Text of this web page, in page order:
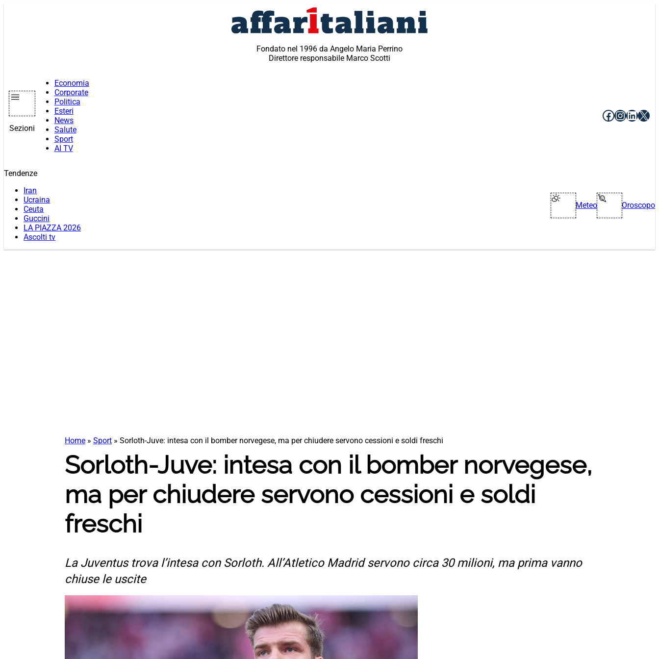
Fondato nel 1996 da Angelo Maria Perrino
Direttore responsabile Marco Scotti
Sezioni
Economia
Corporate
Politica
Esteri
News
Salute
Sport
AI TV
Facebook
X
Tendenze
Iran
Ucraina
Ceuta
Guccini
LA PIAZZA 2026
Ascolti tv
Meteo Oroscopo
Home » Sport » Sorloth-Juve: intesa con il bomber norvegese, ma per chiudere servono cessioni e soldi freschi
Sorloth-Juve: intesa con il bomber norvegese,
ma per chiudere servono cessioni e soldi
freschi
La Juventus trova l’intesa con Sorloth. All’Atletico Madrid servono circa 30 milioni, ma prima vanno
chiuse le uscite